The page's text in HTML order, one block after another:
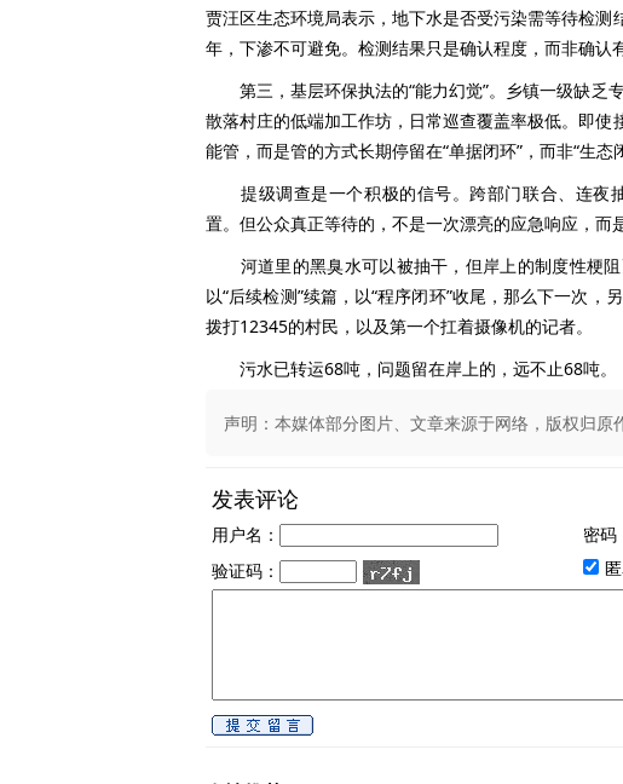
贾汪区生态环境局表示，地下水是否受污染需等待检
年，下渗不可避免。检测结果只是确认程度，而非确认
第三，基层环保执法的“能力幻觉”。乡镇一级缺乏
散落村庄的低端加工作坊，日常巡查覆盖率极低。即使
能管，而是管的方式长期停留在“单据闭环”，而非“生态闭
提级调查是一个积极的信号。跨部门联合、连夜
置。但公众真正等待的，不是一次漂亮的应急响应，而
河道里的黑臭水可以被抽干，但岸上的制度性梗阻
以“后续检测”续篇，以“程序闭环”收尾，那么下一次
拨打12345的村民，以及第一个扛着摄像机的记者。
污水已转运68吨，问题留在岸上的，远不止68吨。
声明：本媒体部分图片、文章来源于网络，版权归原
发表评论
用户名：
密码
验证码：